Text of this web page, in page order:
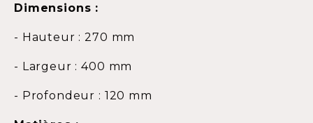
Dimensions :
- Hauteur : 270 mm
- Largeur : 400 mm
- Profondeur : 120 mm